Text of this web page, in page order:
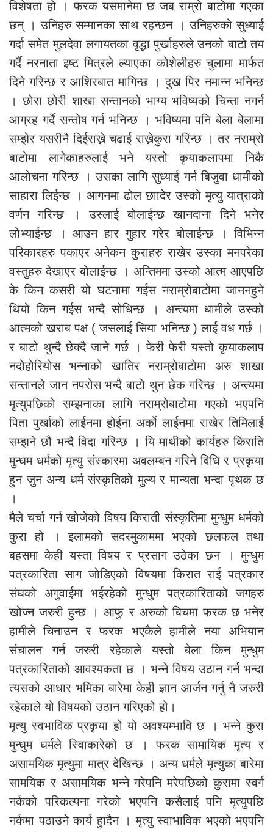
विशेषता हो । फरक यसमानेमा छ जब राम्रो बाटोमा गएका
छन् । उनिहरु सम्मानका साथ रहन्छन । उनिहरुको सुध्याई
गर्दा समेत मुलदेवा लगायतका वृद्धा पुर्खाहरुले उनको बाटो तय
गर्दै नरनाता इष्ट मित्रले ल्याएका कोशेलीहरु चुलामा मार्फत
दिने गरिन्छ र आशिरबात मागिन्छ । दुख पिर नमान्न भनिन्छ
। छोरा छोरी शाखा सन्तानको भाग्य भविष्यको चिन्ता नगर्न
आग्रह गर्दै सन्तोष गर्न भनिन्छ । भविष्यमा पनि बेला बेलामा
सम्झेर यसरीनै दिईराख्ने चढाई राख्नेकुरा गरिन्छ । तर नराम्रो
बाटोमा लागेकाहरुलाई भने यस्तो कृयाकलापमा निकै
आलोचना गरिन्छ । उसका लागि सुध्याई गर्न बिजुवा धामीको
साहारा लिईन्छ । आगनमा ढोल छाादेर उस्को मृत्यु यात्राको
वर्णन गरिन्छ । उस्लाई बोलाईन्छ खानदाना दिने भनेर
लोभ्याईन्छ । आउन हार गुहार गरेर बोलाईन्छ । विभिन्न
परिकारहरु पकाएर अनेकन कुराहरु राखेर उस्का मनपरेका
वस्तुहरु देखाएर बोलाईन्छ । अन्तिममा उस्को आत्म आएपछि
के किन कसरी यो घटनामा गईस नराम्रोबाटोमा जाननहुने
थियो किन गईस भन्दै सोधिन्छ । अन्त्यमा धामीले उस्को
आत्मको खराब पक्ष ( जसलाई सिया भनिन्छ ) लाई वध गर्छ ।
र बाटो थुन्दै छेक्दै जाने गर्छ । फेरी फेरी यस्तो कृयाकलाप
नदोहोरियोस भन्नाको खातिर नराम्रोबाटोमा अरु शाखा
सन्तानले जान नपरोस भन्दै बाटो थुन छेक गरिन्छ । अन्त्यमा
मृत्युपछिको सम्झनाका लागि नराम्रोबाटोमा गएको भएपनि
पिता पुर्खाको लाईनमा होईना अर्को लाईनमा राखेर तिमिलाई
सम्झने छौ भन्दै विदा गरिन्छ । यि माथीको कार्यहरु किराति
मुन्धम धर्मको मृत्यु संस्कारमा अवलम्बन गरिने विधि र प्रकृया
हुन जुन अन्य धर्म संस्कृतिको मुल्य र मान्यता भन्दा पृथक छ
।
मैले चर्चा गर्न खोजेको विषय किराती संस्कृतिमा मुन्धुम धर्मको
कुरा हो । इलामको सदरमुकाममा भएको छलफल तथा
बहसमा केही यस्ता विषय र प्रसाग उठेका छन । मुन्धुम
पत्रकारिता साग जोडिएको विषयमा किरात राई पत्रकार
संघको अगुवाईमा भईरहेको मुन्धुम पत्रकारिताको जगहरु
खोज्न जरुरी हुन्छ । आफु र अरुको बिचमा फरक छ भनेर
हामीले चिनाउन र फरक भएकैले हामीले नया अभियान
संचालन गर्न जरुरी रहेकाले यस्तो बेला किन मुन्धुम
पत्रकारिताको आवश्यकता छ । भन्ने विषय उठान गर्न भन्दा
त्यसको आधार भमिका बारेमा केही ज्ञान आर्जन गर्नु नै जरुरी
रहेकाले यो विषयको उठान गरिएको हो।
मृत्यु स्वभाविक प्रकृया हो यो अवश्यम्भावि छ । भन्ने कुरा
मुन्धुम धर्मले स्विाकारेको छ । फरक सामायिक मृत्य र
असामयिक मृत्युमा मात्र देखिन्छ । अन्य धर्मले मृत्युका बारेमा
सामयिक र असामयिक भन्ने गरेपनि मरेपछिको कुरामा स्वर्ग
नर्कको परिकल्पना गरेको भएपनि कसैलाई पनि मृत्युपछि
नर्कमा पठाउने कार्य हुादैन । मृत्यु स्वाभाविक भएको भएपनि